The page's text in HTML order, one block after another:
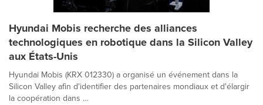
Hyundai Mobis recherche des alliances
technologiques en robotique dans la Silicon Valley
aux États-Unis
Hyundai Mobis (KRX 012330) a organisé un événement dans la
Silicon Valley afin d'identifier des partenaires mondiaux et d'élargir
la coopération dans ...